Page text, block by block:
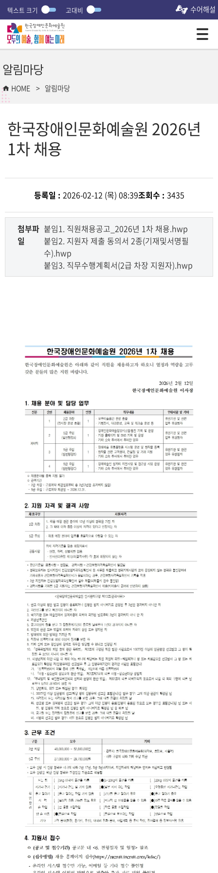
텍스트 크기 고대비 수어해설
알림마당
HOME 알림마당
한국장애인문화예술원 2026년
1차 채용
등록일 : 2026-02-12 (목) 08:39조회수 : 3435
첨부파
일
붙임1. 직원채용공고_2026년 1차 채용.hwp
붙임2. 지원자 제출 동의서 2종(기재및서명필
수).hwp
붙임3. 직무수행계획서(2급 차장 지원자).hwp